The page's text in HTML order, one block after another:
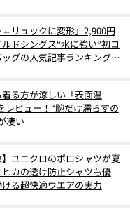
リュックに変形」2,900円
ドシングス“水に強い”初コ
グの人気記事ランキングベ
着る方が涼しい「表面温
ビュー！“腕だけ濡らすの
凄い
】ユニクロのポロシャツが夏
カの透け防止シャツも優
る超快適ウエアの実力